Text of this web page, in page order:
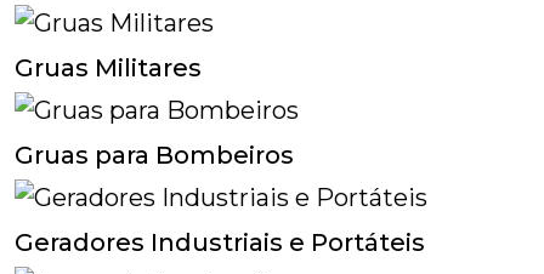
Gruas Militares
Gruas para Bombeiros
Geradores Industriais e Portáteis